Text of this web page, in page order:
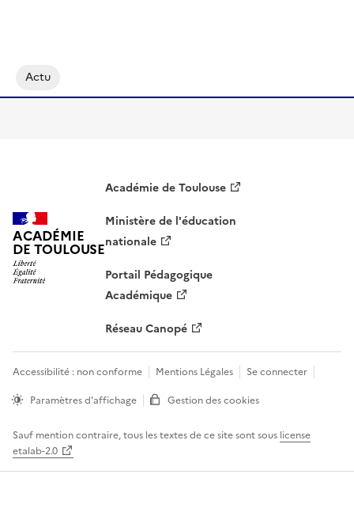
Actu
ACADÉMIE
DE TOULOUSE
Académie de Toulouse
Ministère de l'éducation
nationale
Portail Pédagogique
Académique
Réseau Canopé
Accessibilité : non conforme Mentions Légales
Se connecter
Paramètres d'affichage
Gestion des cookies
Sauf mention contraire, tous les textes de ce site sont sous license
etalab-2.0